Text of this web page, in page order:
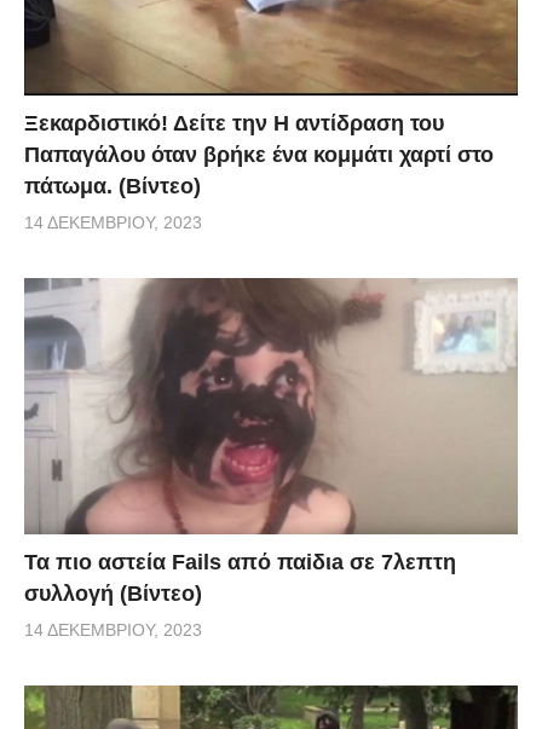
Ξεκαρδιστικό! Δείτε την Η αντίδραση του
Παπαγάλου όταν βρήκε ένα κομμάτι χαρτί στο
πάτωμα. (Βίντεο)
14 ΔΕΚΕΜΒΡΊΟΥ, 2023
Τα πιο αστεία Fails από παiδιa σε 7λεπτη
συλλογή (Βίντεο)
14 ΔΕΚΕΜΒΡΊΟΥ, 2023